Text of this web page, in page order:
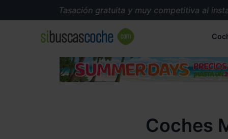
Tasación gratuita y muy competitiva al
Coches